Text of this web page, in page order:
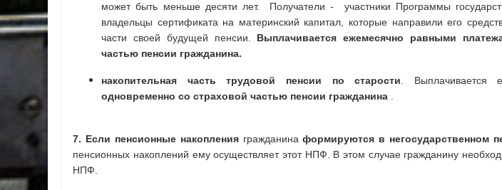
может быть меньше десяти лет. Получатели - участники Программы
владельцы сертификата на материнский капитал, которые направили его
части своей будущей пенсии. Выплачивается ежемесячно равными
частью пенсии гражданина.
накопительная часть трудовой пенсии по старости . Выплачивается
одновременно со страховой частью пенсии гражданина
7. Если пенсионные накоплениягражданинаформируются в негосударственном
пенсионных накоплений ему осуществляет этот НПФ. В этом случае гражданину
НПФ.